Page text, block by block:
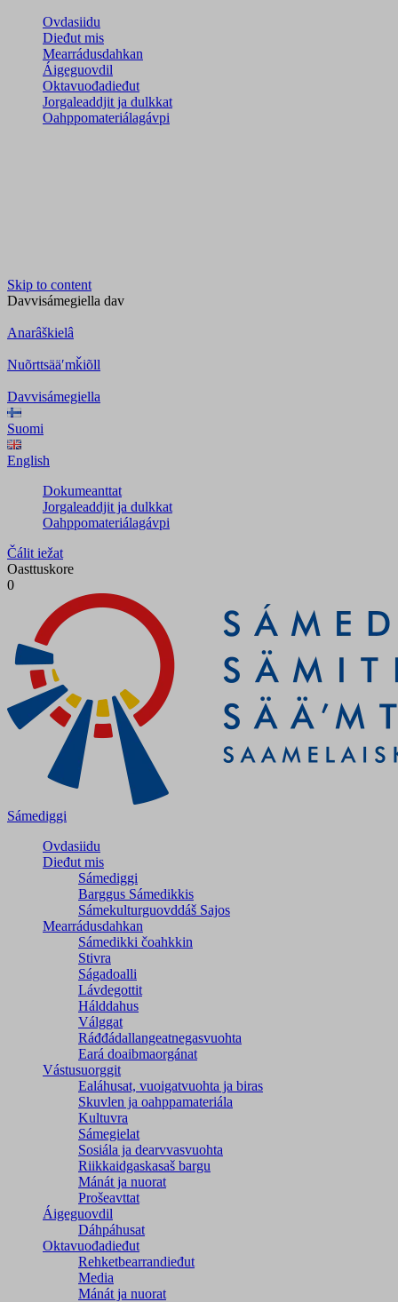
Ovdasiidu
Dieđut mis
Mearrádusdahkan
Áigeguovdil
Oktavuođadieđut
Jorgaleaddjit ja dulkkat
Oahppomateriálagávpi
Skip to content
Davvisámegiella dav
Anarâškielâ
Nuõrttsääʹmǩiõll
Davvisámegiella
Suomi
English
Dokumeanttat
Jorgaleaddjit ja dulkkat
Oahppomateriálagávpi
Čálit iežat
Oasttuskore
0
Sámediggi
Ovdasiidu
Dieđut mis
Sámediggi
Barggus Sámedikkis
Sámekulturguovddáš Sajos
Mearrádusdahkan
Sámedikki čoahkkin
Stivra
Ságadoalli
Lávdegottit
Hálddahus
Válggat
Ráđđádallangeatnegas­vuohta
Eará doaibmaorgánat
Vástusuorggit
Ealáhusat, vuoigatvuohta ja biras
Skuvlen ja oahppamateriála
Kultuvra
Sámegielat
Sosiála ja dearvvasvuohta
Riikkaidgaskasaš bargu
Mánát ja nuorat
Prošeavttat
Áigeguovdil
Dáhpáhusat
Oktavuođadieđut
Rehketbearrandieđut
Media
Mánát ja nuorat